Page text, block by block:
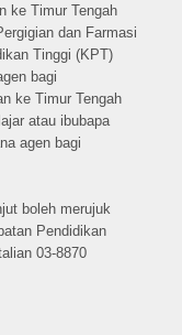
ke Timur Tengah
dan Farmasi
Tinggi (KPT)
bagi
ke Timur Tengah
atau ibubapa
agen bagi
boleh merujuk
Pendidikan
03-8870